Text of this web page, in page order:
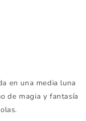
en una media luna
de magia y fantasía